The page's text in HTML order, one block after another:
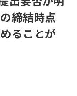
締結時点
ることが